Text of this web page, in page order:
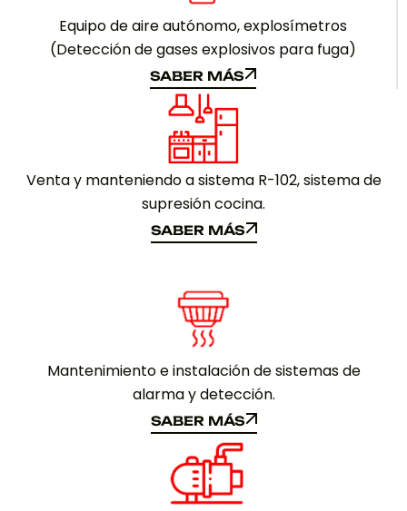
Equipo de aire autónomo, explosímetros
(Detección de gases explosivos para fuga)
SABER MÁS
SABER MÁS
Venta y manteniendo a sistema R-102, sistema de
supresión cocina.
SABER MÁS
SABER MÁS
Mantenimiento e instalación de sistemas de
alarma y detección.
SABER MÁS
SABER MÁS